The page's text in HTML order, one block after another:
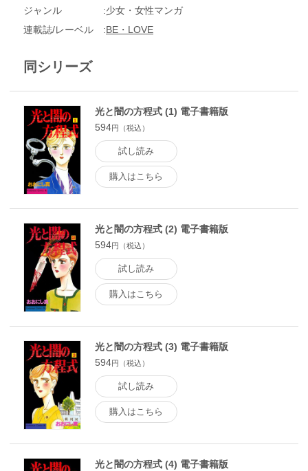
ジャンル
少女・女性マンガ
連載誌/レーベル
BE・LOVE
同シリーズ
光と闇の方程式 (1) 電子書籍版
594円（税込）
試し読み
購入はこちら
光と闇の方程式 (2) 電子書籍版
594円（税込）
試し読み
購入はこちら
光と闇の方程式 (3) 電子書籍版
594円（税込）
試し読み
購入はこちら
光と闇の方程式 (4) 電子書籍版